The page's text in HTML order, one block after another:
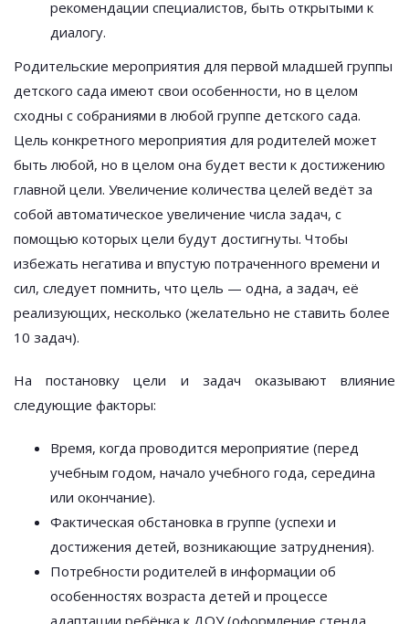
рекомендации специалистов, быть открытыми к
диалогу.
Родительские мероприятия для первой младшей группы
детского сада имеют свои особенности, но в целом
сходны с собраниями в любой группе детского сада.
Цель конкретного мероприятия для родителей может
быть любой, но в целом она будет вести к достижению
главной цели. Увеличение количества целей ведёт за
собой автоматическое увеличение числа задач, с
помощью которых цели будут достигнуты. Чтобы
избежать негатива и впустую потраченного времени и
сил, следует помнить, что цель — одна, а задач, её
реализующих, несколько (желательно не ставить более
10 задач).
На постановку цели и задач оказывают влияние
следующие факторы:
Время, когда проводится мероприятие (перед
учебным годом, начало учебного года, середина
или окончание).
Фактическая обстановка в группе (успехи и
достижения детей, возникающие затруднения).
Потребности родителей в информации об
особенностях возраста детей и процессе
адаптации ребёнка к ДОУ (оформление стенда,